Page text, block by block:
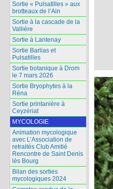
Sortie « Pulsatilles » aux
brotteaux de l’Ain
Sortie à la cascade de la
Vallière
Sortie à Lantenay
Sortie Barlias et
Pulsatilles
Sortie botanique à Drom
le 7 mars 2026
Sortie Bryophytes à la
Réna
Sortie printanière à
Ceyzériat
MYCOLOGIE
Animation mycologique
avec L’Association de
retraités Club Amitié
Rencontre de Saint Denis
lès Bourg
Bilan des sorties
mycologiques 2024